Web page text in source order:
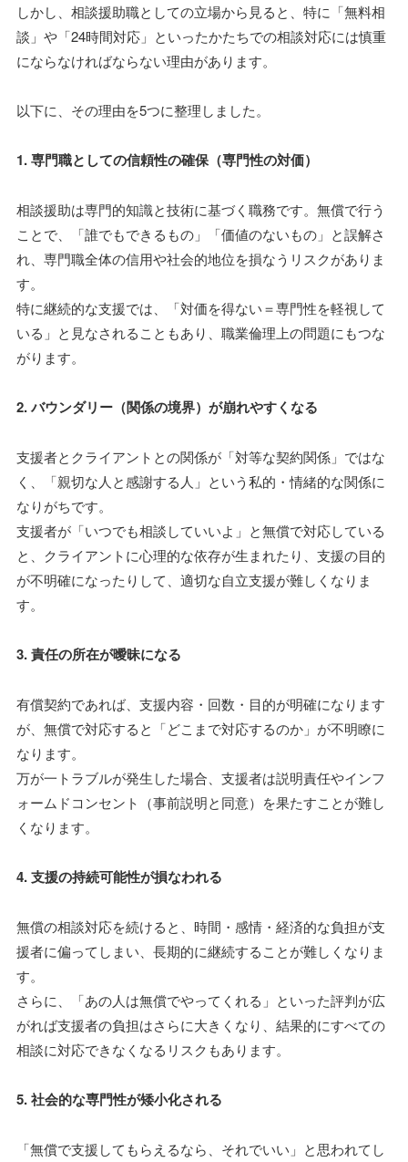
しかし、相談援助職としての立場から見ると、特に「無料相
談」や「24時間対応」といったかたちでの相談対応には慎重
にならなければならない理由があります。
以下に、その理由を5つに整理しました。
1. 専門職としての信頼性の確保（専門性の対価）
相談援助は専門的知識と技術に基づく職務です。無償で行う
ことで、「誰でもできるもの」「価値のないもの」と誤解さ
れ、専門職全体の信用や社会的地位を損なうリスクがありま
す。
特に継続的な支援では、「対価を得ない＝専門性を軽視して
いる」と見なされることもあり、職業倫理上の問題にもつな
がります。
2. バウンダリー（関係の境界）が崩れやすくなる
支援者とクライアントとの関係が「対等な契約関係」ではな
く、「親切な人と感謝する人」という私的・情緒的な関係に
なりがちです。
支援者が「いつでも相談していいよ」と無償で対応している
と、クライアントに心理的な依存が生まれたり、支援の目的
が不明確になったりして、適切な自立支援が難しくなりま
す。
3. 責任の所在が曖昧になる
有償契約であれば、支援内容・回数・目的が明確になります
が、無償で対応すると「どこまで対応するのか」が不明瞭に
なります。
万が一トラブルが発生した場合、支援者は説明責任やインフ
ォームドコンセント（事前説明と同意）を果たすことが難し
くなります。
4. 支援の持続可能性が損なわれる
無償の相談対応を続けると、時間・感情・経済的な負担が支
援者に偏ってしまい、長期的に継続することが難しくなりま
す。
さらに、「あの人は無償でやってくれる」といった評判が広
がれば支援者の負担はさらに大きくなり、結果的にすべての
相談に対応できなくなるリスクもあります。
5. 社会的な専門性が矮小化される
「無償で支援してもらえるなら、それでいい」と思われてし